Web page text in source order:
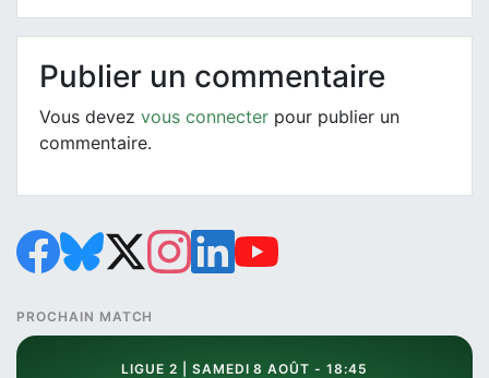
Publier un commentaire
Vous devez vous connecter pour publier un
commentaire.
PROCHAIN MATCH
LIGUE 2 | SAMEDI 8 AOÛT - 18:45